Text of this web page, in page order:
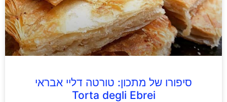
סיפורו של מתכון: טורטה דליי אבראי
Torta degli Ebrei